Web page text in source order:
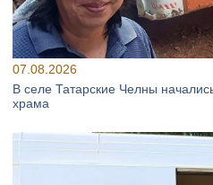
07.08.2026
В селе Татарские Челны
храма